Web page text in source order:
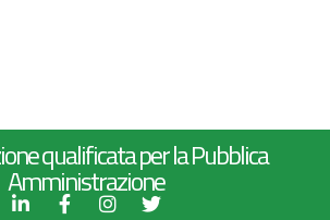
qualificata per la Pubblica
Amministrazione